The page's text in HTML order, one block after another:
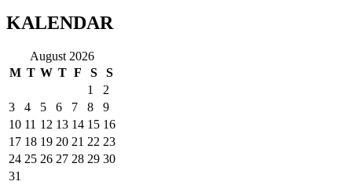
KALENDAR
August 2026
M T W T F S
S
1
2
3
4 5 6 7 8
9
10 11 12 13 14 15 16
17 18 19 20 21 22 23
24 25 26 27 28 29 30
31